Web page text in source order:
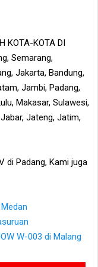
KOTA-KOTA DI
Semarang,
Jakarta, Bandung,
Jambi, Padang,
Makasar, Sulawesi,
Jateng, Jatim,
di Padang, Kami juga
W-003 di Malang